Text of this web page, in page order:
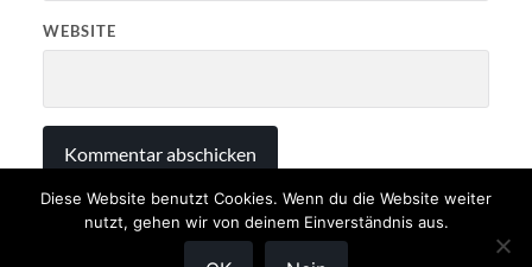
WEBSITE
Diese Website benutzt Cookies. Wenn du die Website weiter
nutzt, gehen wir von deinem Einverständnis aus.